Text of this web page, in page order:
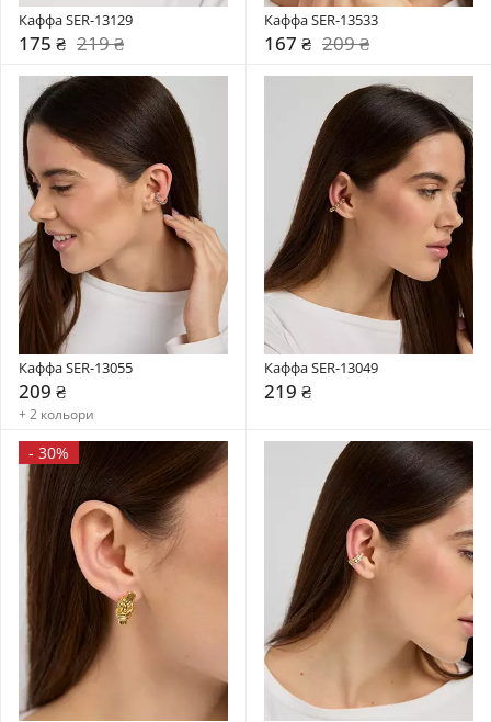
Каффа SER-13129
175 ₴ 219 ₴
Каффа SER-13533
167 ₴ 209 ₴
Каффа SER-13055
209 ₴
+ 2 кольори
Каффа SER-13049
219 ₴
- 30%